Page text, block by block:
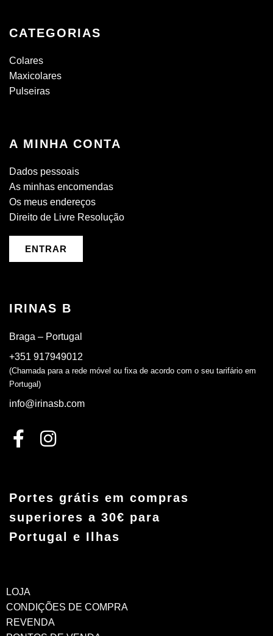
CATEGORIAS
Colares
Maxicolares
Pulseiras
A MINHA CONTA
Dados pessoais
As minhas encomendas
Os meus endereços
Direito de Livre Resolução
ENTRAR
IRINAS B
Braga – Portugal
+351 917949012
(Chamada para a rede móvel ou fixa de acordo com o seu tarifário em
Portugal)
info@irinasb.com
Portes grátis em compras
superiores a 30€ para
Portugal e Ilhas
LOJA
CONDIÇÕES DE COMPRA
REVENDA